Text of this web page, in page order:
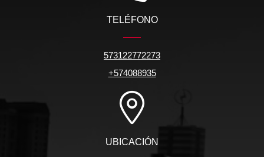
TELÉFONO
573122772273
+574088935
UBICACIÓN